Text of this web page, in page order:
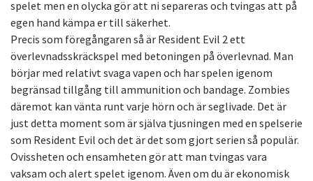
spelet men en olycka gör att ni separeras och tvingas att på
egen hand kämpa er till säkerhet.
Precis som föregångaren så är Resident Evil 2 ett
överlevnadsskräckspel med betoningen på överlevnad. Man
börjar med relativt svaga vapen och har spelen igenom
begränsad tillgång till ammunition och bandage. Zombies
däremot kan vänta runt varje hörn och är seglivade. Det är
just detta moment som är själva tjusningen med en spelserie
som Resident Evil och det är det som gjort serien så populär.
Ovissheten och ensamheten gör att man tvingas vara
vaksam och alert spelet igenom. Även om du är ekonomisk